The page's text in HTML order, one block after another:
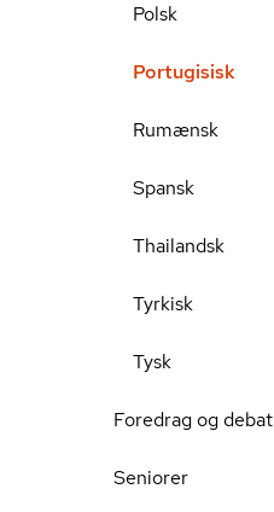
Polsk
Portugisisk
Rumænsk
Spansk
Thailandsk
Tyrkisk
Tysk
Foredrag og debat
Seniorer